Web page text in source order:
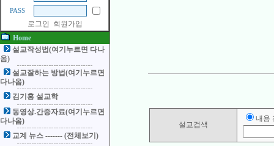
PASS
로그인
회원가입
Home
설교작성법(여기누르면 다나
옴)
설교잘하는 방법(여기누르면
다나옴)
김기홍 설교학
동영상.간증자료(여기누르면
다나옴)
교계 뉴스 ------- (전체보기)
설교검색
내용